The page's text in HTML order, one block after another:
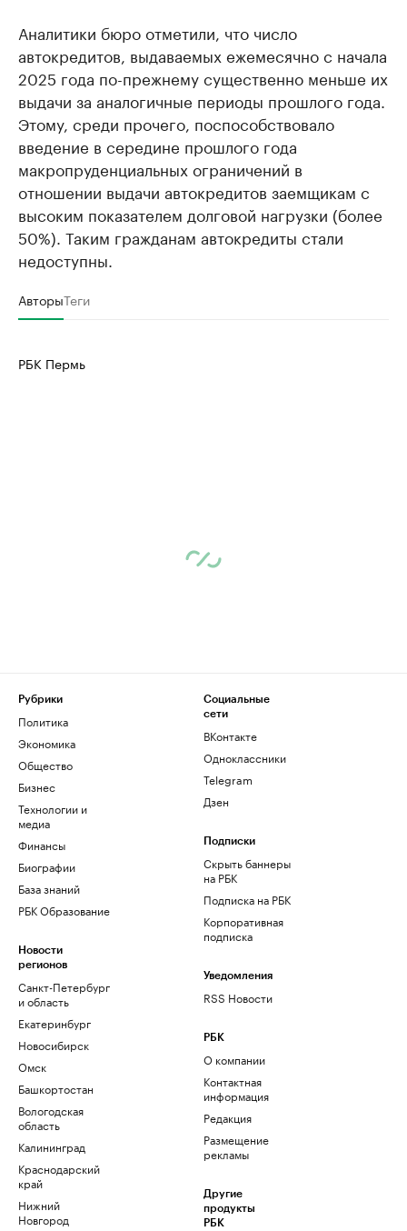
Аналитики бюро отметили, что число
автокредитов, выдаваемых ежемесячно с начала
2025 года по-прежнему существенно меньше их
выдачи за аналогичные периоды прошлого года.
Этому, среди прочего, поспособствовало
введение в середине прошлого года
макропруденциальных ограничений в
отношении выдачи автокредитов заемщикам с
высоким показателем долговой нагрузки (более
50%). Таким гражданам автокредиты стали
недоступны.
АвторыТеги
РБК Пермь
Рубрики
Политика
Экономика
Общество
Бизнес
Технологии и
медиа
Финансы
Биографии
База знаний
РБК Образование
Новости
регионов
Санкт-Петербург
и область
Екатеринбург
Новосибирск
Омск
Башкортостан
Вологодская
область
Калининград
Краснодарский
край
Нижний
Новгород
Социальные
сети
ВКонтакте
Одноклассники
Telegram
Дзен
Подписки
Скрыть баннеры
на РБК
Подписка на РБК
Корпоративная
подписка
Уведомления
RSS Новости
РБК
О компании
Контактная
информация
Редакция
Размещение
рекламы
Другие
продукты
РБК